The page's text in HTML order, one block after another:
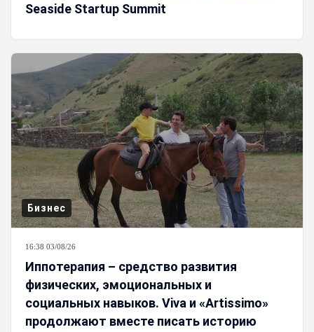
Seaside Startup Summit
Бизнес
16:38 03/08/26
Иппотерапия – средство развития
физических, эмоциональных и
социальных навыков. Viva и «Artissimo»
продолжают вместе писать историю